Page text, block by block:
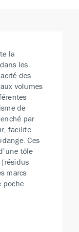
la
les
des
volumes
de
par
facilite
Ces
tôle
marcs
poche